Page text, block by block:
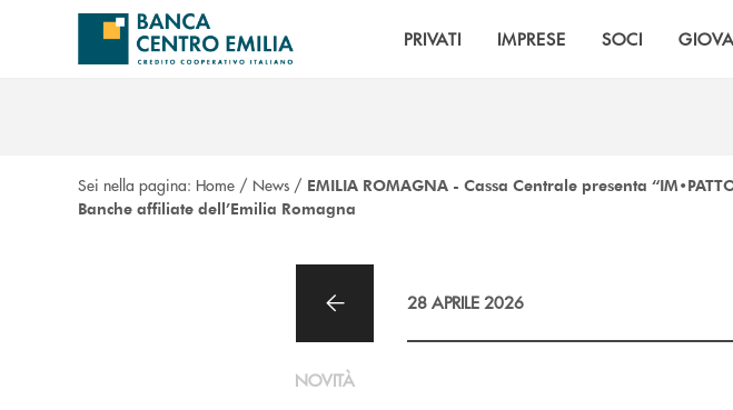
Salta al contenuto principale
PRIVATI IMPRESE SOCI
Sei nella pagina: Home / News / EMILIA ROMAGNA - Cassa Centrale presenta
Banche affiliate dell’Emilia Romagna
28 APRILE 2026
NOVITÀ